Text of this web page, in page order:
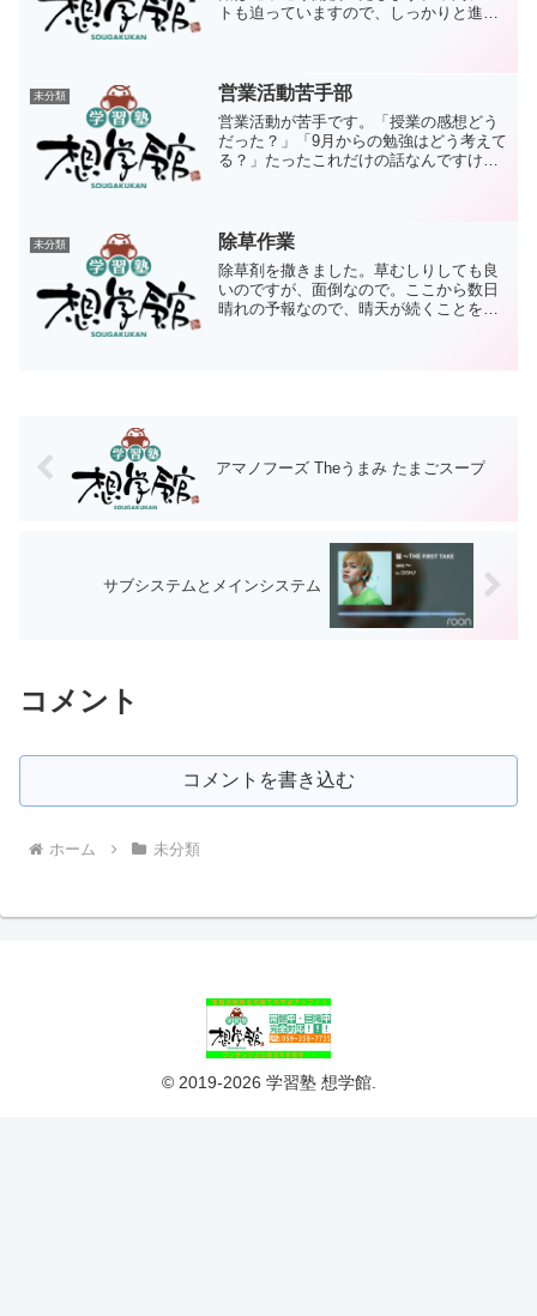
トも迫っていますので、しっかりと進度
未分類 営業活動苦手部
営業活動が苦手です。「授業の感想どう
だった？」「9月からの勉強はどう考えて
る？」たったこれだけの話なんですけ
このままでは9月の予定が立...
未分類 除草作業
除草剤を撒きました。草むしりしても良
いのですが、面倒なので。ここから数日
晴れの予報なので、晴天が続くことを祈
アマノフーズ Theうまみ たまごスープ
サブシステムとメインシステム
コメント
コメントを書き込む
ホーム 未分類
© 2019-2026 学習塾 想学館.